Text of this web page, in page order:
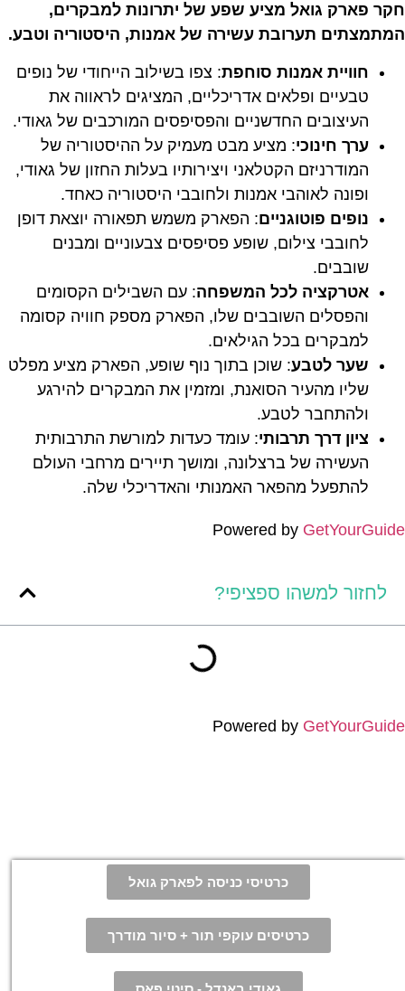
חקר פארק גואל מציע שפע של יתרונות למבקרים,
המתמצתים תערובת עשירה של אמנות, היסטוריה וטבע.
חוויית אמנות סוחפת: צפו בשילוב הייחודי של נופים
טבעיים ופלאים אדריכליים, המציגים לראווה את
העיצובים החדשניים והפסיפסים המורכבים של גאודי.
ערך חינוכי: מציע מבט מעמיק על ההיסטוריה של
המודרניזם הקטלאני ויצירותיו בעלות החזון של גאודי,
ופונה לאוהבי אמנות ולחובבי היסטוריה כאחד.
נופים פוטוגניים: הפארק משמש תפאורה יוצאת דופן
לחובבי צילום, שופע פסיפסים צבעוניים ומבנים
שובבים.
אטרקציה לכל המשפחה: עם השבילים הקסומים
והפסלים השובבים שלו, הפארק מספק חוויה קסומה
למבקרים בכל הגילאים.
שער לטבע: שוכן בתוך נוף שופע, הפארק מציע מפלט
שליו מהעיר הסואנת, ומזמין את המבקרים להירגע
ולהתחבר לטבע.
ציון דרך תרבותי: עומד כעדות למורשת התרבותית
העשירה של ברצלונה, ומושך תיירים מרחבי העולם
להתפעל מהפאר האמנותי והאדריכלי שלה.
Powered by GetYourGuide
לחזור למשהו ספציפי?
Powered by GetYourGuide
כרטיסי כניסה לפארק גואל
כרטיסים עוקפי תור + סיור מודרך